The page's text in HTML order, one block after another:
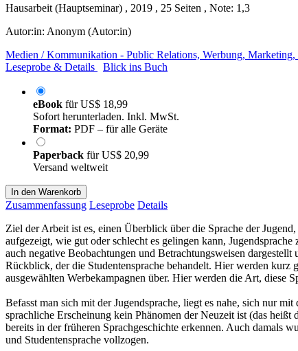
Hausarbeit (Hauptseminar) , 2019 , 25 Seiten , Note: 1,3
Autor:in: Anonym (Autor:in)
Medien / Kommunikation - Public Relations, Werbung, Marketing,
Leseprobe & Details
Blick ins Buch
eBook fürUS$ 18,99
Sofort herunterladen. Inkl. MwSt.
Format: PDF – für alle Geräte
Paperback fürUS$ 20,99
Versand weltweit
In den Warenkorb
Zusammenfassung Leseprobe Details
Ziel der Arbeit ist es, einen Überblick über die Sprache der
aufgezeigt, wie gut oder schlecht es gelingen kann,
auch negative Beobachtungen und Betrachtungsweisen
Rückblick, der die Studentensprache behandelt. Hier werden
ausgewählten Werbekampagnen über. Hier werden die Art, diese
Befasst man sich mit der Jugendsprache, liegt es nahe, sich nur
sprachliche Erscheinung kein Phänomen der Neuzeit ist (das heißt
bereits in der früheren Sprachgeschichte erkennen. Auch damals
und Studentensprache vollzogen.